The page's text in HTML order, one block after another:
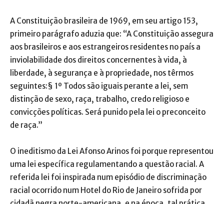
A Constituição brasileira de 1969, em seu artigo 153,
primeiro parágrafo aduzia que: “A Constituição assegura
aos brasileiros e aos estrangeiros residentes no país a
inviolabilidade dos direitos concernentes à vida, à
liberdade, à segurança e à propriedade, nos têrmos
seguintes:§ 1º Todos são iguais perante a lei, sem
distinção de sexo, raça, trabalho, credo religioso e
convicções políticas. Será punido pela lei o preconceito
de raça.”
O ineditismo da Lei Afonso Arinos foi porque representou
uma lei específica regulamentando a questão racial. A
referida lei foi inspirada num episódio de discriminação
racial ocorrido num Hotel do Rio de Janeiro sofrida por